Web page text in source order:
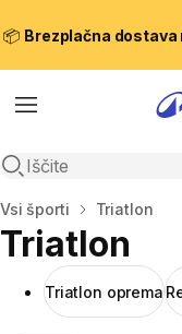
📦 Brezplačna dostava
Meni
Odpri iskanje
Domov
Vsi športi Triatlon
Triatlon
Triatlon oprema